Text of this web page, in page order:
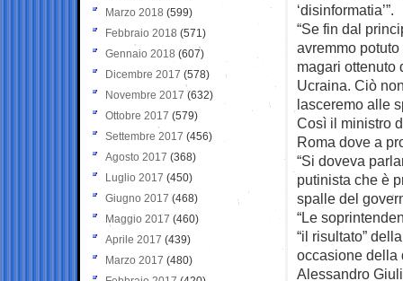
‘disinformatia’”.
“Se fin dal
avremmo
magari ottenuto
Ucraina. Ciò
lasceremo alle
Così il ministro
Roma dove a
“Si doveva
putinista che è
spalle del
“Le
“il risultato”
occasione della
Alessandro
Marzo 2018 (599)
Febbraio 2018 (571)
Gennaio 2018 (607)
Dicembre 2017 (578)
Novembre 2017 (632)
Ottobre 2017 (579)
Settembre 2017 (456)
Agosto 2017 (368)
Luglio 2017 (450)
Giugno 2017 (468)
Maggio 2017 (460)
Aprile 2017 (439)
Marzo 2017 (480)